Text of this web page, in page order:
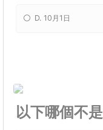
D. 10月1日
以下哪個不